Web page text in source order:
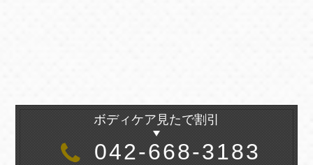
ボディケア見たで割引
042-668-3183